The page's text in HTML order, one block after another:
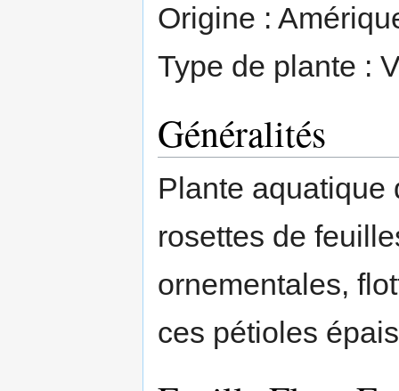
Origine :
Type de plante :
Généralités
Plante aquatique
rosettes de
ornementales,
ces pétioles